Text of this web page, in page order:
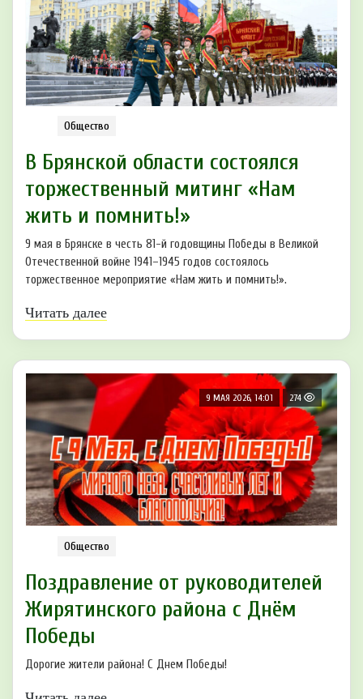
Общество
В Брянской области состоялся
торжественный митинг «Нам
жить и помнить!»
9 мая в Брянске в честь 81-й годовщины Победы в Великой
Отечественной войне 1941–1945 годов состоялось
торжественное мероприятие «Нам жить и помнить!».
Читать далее
9 МАЯ 2026, 14:01 274
Общество
Поздравление от руководителей
Жирятинского района с Днём
Победы
Дорогие жители района! С Днем Победы!